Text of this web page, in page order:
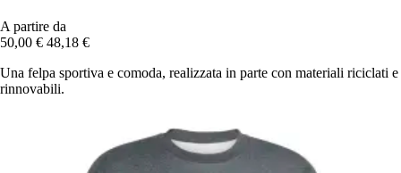
A partire da
50,00 € 48,18 €
Una felpa sportiva e comoda, realizzata in parte con materiali riciclati e
rinnovabili.